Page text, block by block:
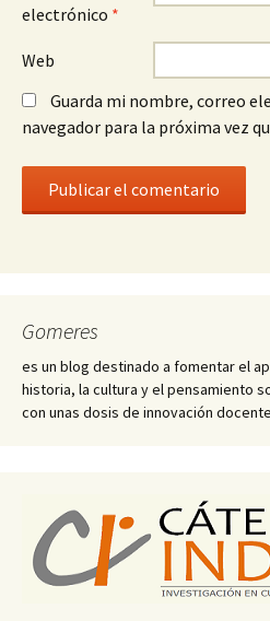
electrónico *
Web
Guarda mi nombre, correo
navegador para la próxima vez
Gomeres
es un blog destinado a fomentar el
historia, la cultura y el pensamiento
con unas dosis de innovación docente